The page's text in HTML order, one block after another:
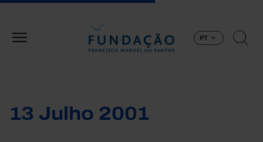
PT
13 Julho 2001